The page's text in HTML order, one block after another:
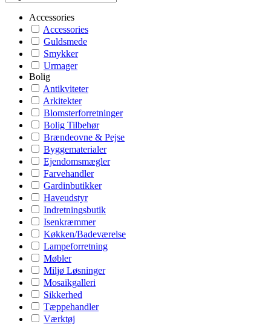
Accessories
Accessories
Guldsmede
Smykker
Urmager
Bolig
Antikviteter
Arkitekter
Blomsterforretninger
Bolig Tilbehør
Brændeovne & Pejse
Byggematerialer
Ejendomsmægler
Farvehandler
Gardinbutikker
Haveudstyr
Indretningsbutik
Isenkræmmer
Køkken/Badeværelse
Lampeforretning
Møbler
Miljø Løsninger
Mosaikgalleri
Sikkerhed
Tæppehandler
Værktøj